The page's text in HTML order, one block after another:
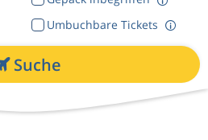
Umbuchbare Tickets
Suche